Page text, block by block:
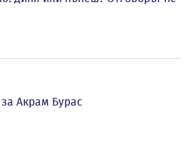
Акрам Бурас